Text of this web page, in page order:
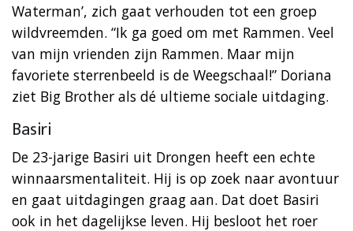
Waterman’, zich gaat verhouden tot een groep
wildvreemden. “Ik ga goed om met Rammen. Veel
van mijn vrienden zijn Rammen. Maar mijn
favoriete sterrenbeeld is de Weegschaal!” Doriana
ziet Big Brother als dé ultieme sociale uitdaging.
Basiri
De 23-jarige Basiri uit Drongen heeft een echte
winnaarsmentaliteit. Hij is op zoek naar avontuur
en gaat uitdagingen graag aan. Dat doet Basiri
ook in het dagelijkse leven. Hij besloot het roer